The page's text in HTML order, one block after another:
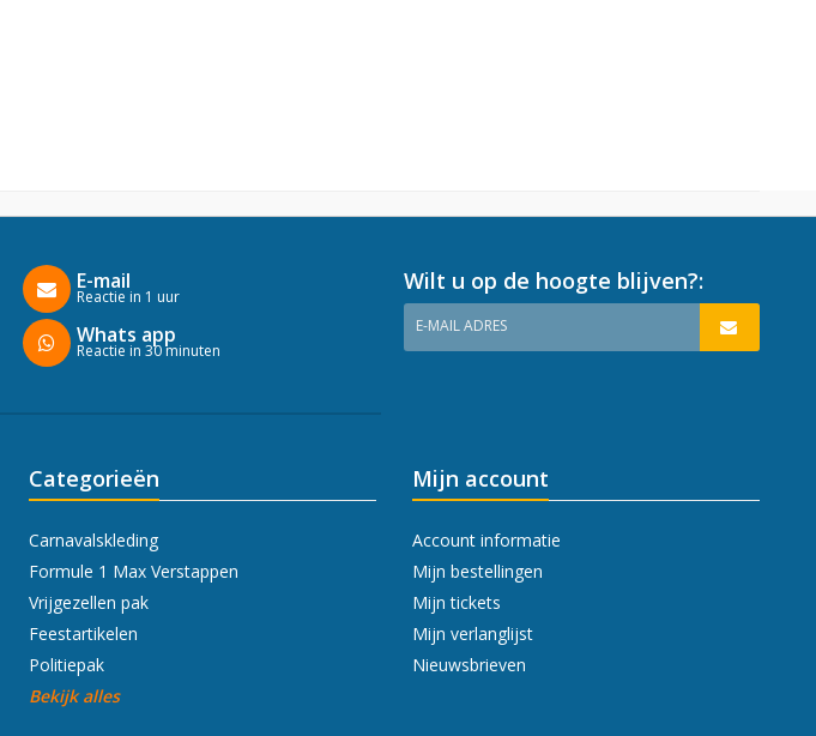
E-mail
Reactie in 1 uur
Whats app
Reactie in 30 minuten
Wilt u op de hoogte blijven?:
E-MAIL ADRES
Categorieën
Carnavalskleding
Formule 1 Max Verstappen
Vrijgezellen pak
Feestartikelen
Politiepak
Bekijk alles
Mijn account
Account informatie
Mijn bestellingen
Mijn tickets
Mijn verlanglijst
Nieuwsbrieven